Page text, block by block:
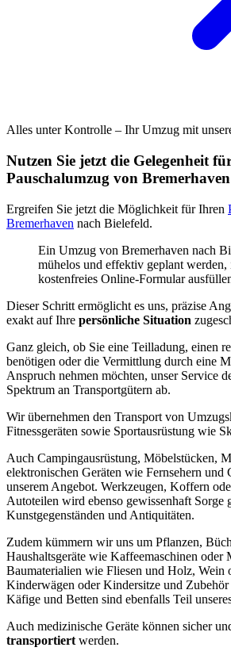
Alles unter Kontrolle – Ihr Umzug mit
Nutzen Sie jetzt die Gelegenheit
Pauschalumzug von
Ergreifen Sie jetzt die Möglichkeit für Ihren
Bremerhaven nach Bielefeld.
Ein Umzug von Bremerhaven nach
mühelos und effektiv geplant werden,
kostenfreies Online-Formular
Dieser Schritt ermöglicht es uns, präzise
exakt auf Ihre persönliche Situation
Ganz gleich, ob Sie eine Teilladung, einen
benötigen oder die Vermittlung durch eine
Anspruch nehmen möchten, unser Service
Spektrum an Transportgütern ab.
Wir übernehmen den Transport von
Fitnessgeräten sowie Sportausrüstung wie
Auch Campingausrüstung, Möbelstücken,
elektronischen Geräten wie Fernsehern und
unserem Angebot. Werkzeugen, Koffern
Autoteilen wird ebenso gewissenhaft Sorge
Kunstgegenständen und Antiquitäten.
Zudem kümmern wir uns um Pflanzen,
Haushaltsgeräte wie Kaffeemaschinen oder
Baumaterialien wie Fliesen und Holz, Wein
Kinderwägen oder Kindersitze und
Käfige und Betten sind ebenfalls Teil
Auch medizinische Geräte können sicher
transportiert werden.